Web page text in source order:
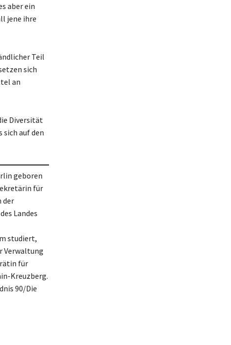
aber ein
jene ihre
Teil
sich
an
Diversität
sich auf den
geboren
für
der
Landes
studiert,
Verwaltung
für
Kreuzberg.
90/Die